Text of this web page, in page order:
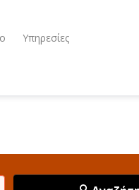
Υπηρεσίες